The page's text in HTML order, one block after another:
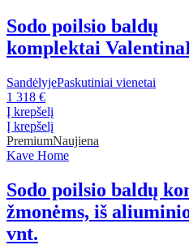
Sodo poilsio baldų
komplektai Valentina
SandėlyjePaskutiniai vienetai
1 318 €
Į krepšelį
Į krepšelį
PremiumNaujiena
Kave Home
Sodo poilsio baldų
žmonėms, iš
vnt.